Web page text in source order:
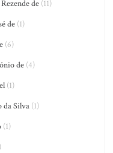
de (11)
de (1)
(6)
de (4)
(1)
da Silva(1)
(1)